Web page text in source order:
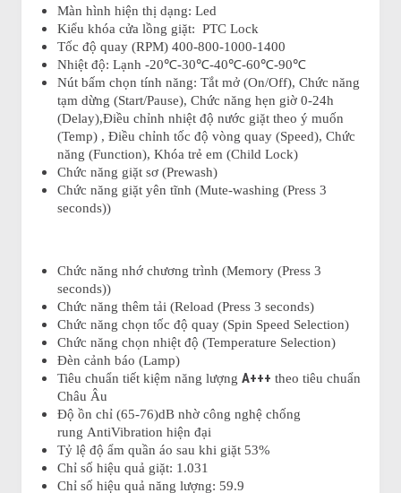
Màn hình hiện thị dạng: Led
Kiểu khóa cửa lồng giặt: PTC Lock
Tốc độ quay (RPM) 400-800-1000-1400
Nhiệt độ: Lạnh -20℃-30℃-40℃-60℃-90℃
Nút bấm chọn tính năng: Tắt mở (On/Off), Chức năng
tạm dừng (Start/Pause), Chức năng hẹn giờ 0-24h
(Delay),Điều chỉnh nhiệt độ nước giặt theo ý muốn
(Temp) , Điều chỉnh tốc độ vòng quay (Speed), Chức
năng (Function), Khóa trẻ em (Child Lock)
Chức năng giặt sơ (Prewash)
Chức năng giặt yên tĩnh (Mute-washing (Press 3
seconds))
Chức năng nhớ chương trình (Memory (Press 3
seconds))
Chức năng thêm tải (Reload (Press 3 seconds)
Chức năng chọn tốc độ quay (Spin Speed Selection)
Chức năng chọn nhiệt độ (Temperature Selection)
Đèn cảnh báo (Lamp)
Tiêu chuẩn tiết kiệm năng lượng A+++ theo tiêu chuẩn
Châu Âu
Độ ồn chỉ (65-76)dB nhờ công nghệ chống
rung AntiVibration hiện đại
Tỷ lệ độ ẩm quần áo sau khi giặt 53%
Chỉ số hiệu quả giặt: 1.031
Chỉ số hiệu quả năng lượng: 59.9